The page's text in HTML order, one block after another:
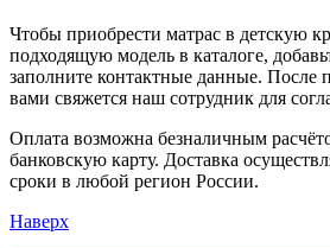
Чтобы приобрести матрас в детскую
подходящую модель в каталоге,
заполните контактные данные. После
вами свяжется наш сотрудник для
Оплата возможна безналичным
банковскую карту. Доставка
сроки в любой регион России.
Наверх